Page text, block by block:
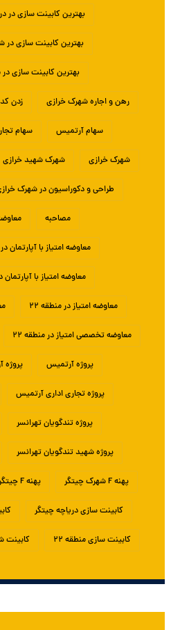
بهترین کابینت سازی در
بهترین کابینت سازی در
بهترین کابینت سازی در
رهن و اجاره شهرک خرازی زدن
سهام آرتمیس سهام
شهرک خرازی شهرک شهید خرازی
طراحی و دکوراسیون در شهرک
مصاحبه
معاوضه امتیاز با آپارتمان
معاوضه امتیاز با آپارتمان
معاوضه امتیاز در منطقه ۲۲
معاوضه تخصصی امتیاز در منطقه ۲۲
پروژه آرتمیس پروژه
پروژه تجاری اداری آرتمیس
پروژه تندگویان تهرانسر
پروژه شهید تندگویان تهرانسر
پهنه F شهرک چیتگر پهنه F چیتگر
کابینت سازی دریاچه چیتگر
کابینت سازی منطقه ۲۲ کابینت